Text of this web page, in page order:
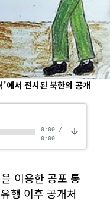
에서 전시된 북한의 공개
0:00/
0:00
이용한 공포 통
행 이후 공개처